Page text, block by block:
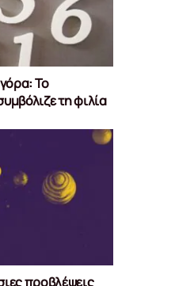
Το
τη φιλία
προβλέψεις